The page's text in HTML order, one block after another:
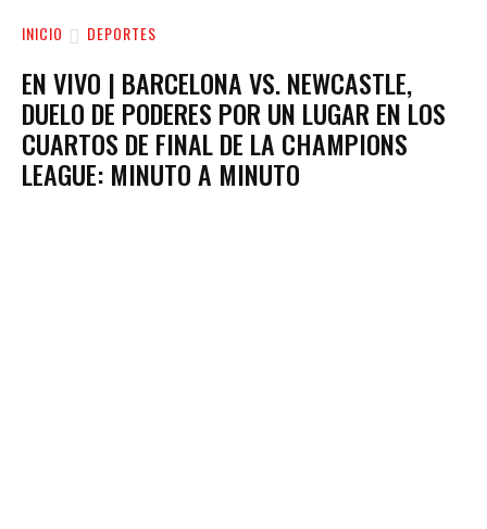
INICIO DEPORTES
EN VIVO | BARCELONA VS. NEWCASTLE,
DUELO DE PODERES POR UN LUGAR EN LOS
CUARTOS DE FINAL DE LA CHAMPIONS
LEAGUE: MINUTO A MINUTO